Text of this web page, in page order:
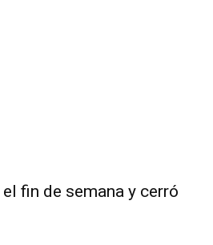
fin de semana y cerró